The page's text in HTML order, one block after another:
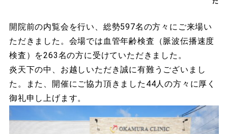
開院前の内覧会を行い、総勢597名の方々にご来場い
ただきました。会場では血管年齢検査（脈波伝播速度
検査）を263名の方に受けていただきました。
炎天下の中、お越しいただき誠に有難うございまし
た。また、開催にご協力頂きました44人の方々に厚く
御礼申し上げます。